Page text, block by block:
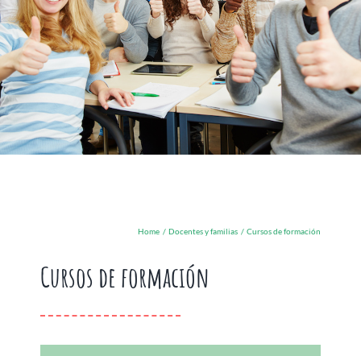
Home Docentes y familias Cursos de formación
Cursos de formación